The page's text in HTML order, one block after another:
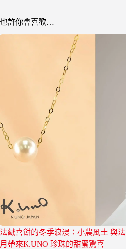
也許你會喜歡…
法絨喜餅的冬季浪漫：小農風土 與
月帶來K.UNO 珍珠的甜蜜驚喜